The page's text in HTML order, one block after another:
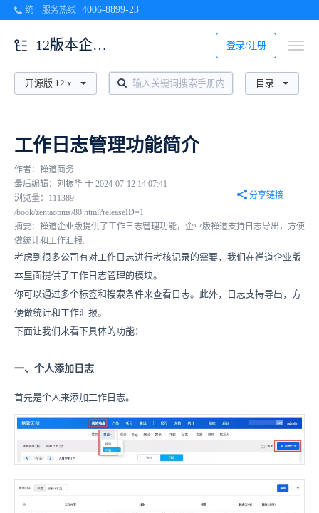
统一服务热线 4006-8899-23
登录/注册
12版本企业版使用
开源版 12.x 目录
工作日志管理功能简介
作者：禅道商务
最后编辑：刘振华 于 2024-07-12 14:07:41
浏览量：111389
分享链接
/book/zentaopms/80.html?releaseID=1
摘要：禅道企业版提供了工作日志管理功能，企业版禅道支持日志导出，方便
做统计和工作汇报。
考虑到很多公司有对工作日志进行考核记录的需要，我们在禅道企业版
本里面提供了工作日志管理的模块。
你可以通过多个标签和搜索条件来查看日志。此外，日志支持导出，方
便做统计和工作汇报。
下面让我们来看下具体的功能：
一、个人添加日志
首先是个人来添加工作日志。